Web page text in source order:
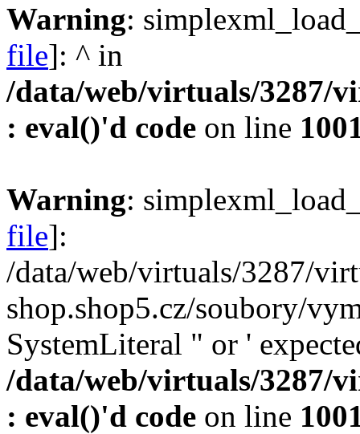
Warning:
file]: ^ in
/data/web/virtuals/3287/
: eval()'d code on line
Warning:
file]:
/data/web/virtuals/3287/
shop.shop5.cz/soubory/
SystemLiteral " or '
/data/web/virtuals/3287/
: eval()'d code on line